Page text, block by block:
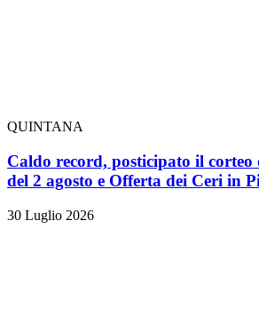
QUINTANA
Caldo record, posticipato il
del 2 agosto e Offerta dei Ceri in
30 Luglio 2026